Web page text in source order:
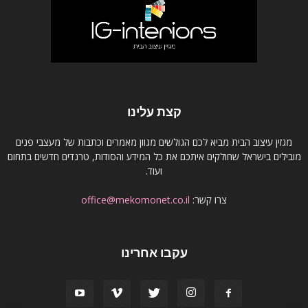
קצת עלינו
מגזין עיצוב הבית מביא לכם הגולשים מגוון מאמרים וכתבות של מעצבי פנים
מובילים בישראל שחולקים איתכם את כל המידע והסודות, טרנדים חדשים בתחום
ועוד.
צרו קשר: office@mekomonet.co.il
עקבו אחרינו